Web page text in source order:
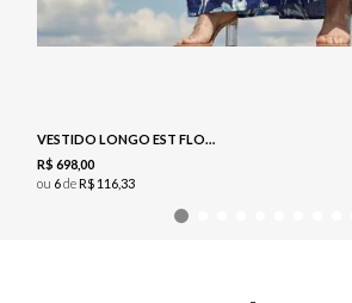
VESTIDO LONGO EST FLORAL - NAVY
R$ 69800
ou 6deR$ 11633